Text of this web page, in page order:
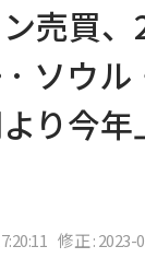
売買
ソウ
り今年
修正 : 2023-